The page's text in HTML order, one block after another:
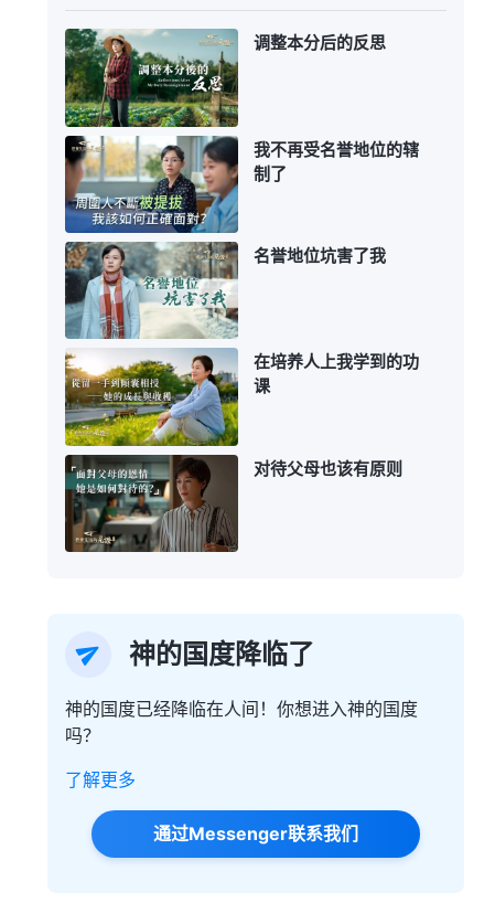
调整本分后的反思
我不再受名誉地位的辖
制了
名誉地位坑害了我
在培养人上我学到的功
课
对待父母也该有原则
神的国度降临了
神的国度已经降临在人间！你想进入神的国度
吗？
了解更多
通过Messenger联系我们